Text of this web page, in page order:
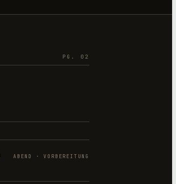
PG. 02
ABEND · VORBEREITUNG